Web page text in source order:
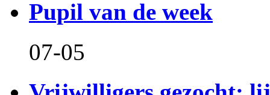
Pupil van de week
07-05